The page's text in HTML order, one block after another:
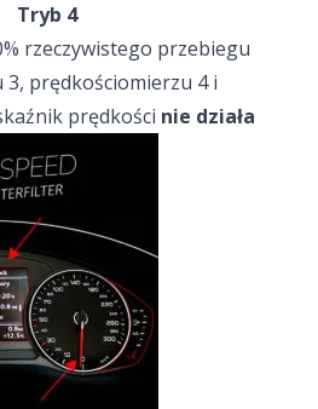
Tryb 4
rzeczywistego przebiegu
prędkościomierzu 4 i
prędkości nie działa